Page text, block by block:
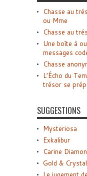
Chasse au
ou Mme
Chasse au
Une boîte à
messages
Chasse
L’Écho du
trésor se
SUGGESTIONS
Mysteriosa
Exkalibur
Carine
Gold & Crystal